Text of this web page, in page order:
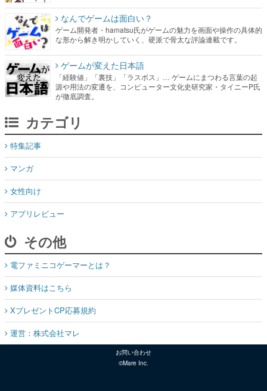
なんでゲームは面白い？
ゲーム開発者・hamatsu氏がゲームの魅力を画面や操作の具体的
な形から解き明かしていく、硬派で骨太な評論連載です。
ゲームが変えた日本語
「経験値」「裏技」「ラスボス」… ゲームにまつわる言葉の起
源や用法の変遷を、コンピューター文化史研究家・タイニーP氏
が徹底調査。
カテゴリ
特集記事
マンガ
女性向け
アプリレビュー
その他
電ファミニコゲーマーとは？
媒体資料はこちら
XプレゼントCP応募規約
運営：株式会社マレ
お問い合わせ
©Mare Inc.